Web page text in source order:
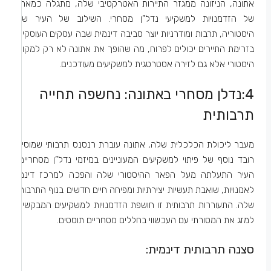
אתונה, הניזונה ממגזר התיירות האטרקטיבי שלה, מתגלה כמארז
של הזדמנויות למשקיעי נדל”ן מסחרי. השילוב של העיר של
היסטוריה, תרבות ומודרניות יוצר סביבה דינמית שבה עסקים העוסקים
בזרימת התיירים יכולים לפרוח, מה שהופך את אתונה לא רק למקום
היסטורי אלא גם לזירה אסטרטגית למשקיעים מעודכנים.
4:נדלן מסחרי באתונה: נחשפה תחייה
תרבותית
מעבר ליכולת הכלכלית שלה, אתונה עוברת רנסנס תרבותי שמוסיף
רובד נוסף של פיתוי למשקיעים המעוניינים במיזמי נדל”ן מסחריים.
העיר התעלתה מעל הפאר ההיסטורי שלה והפכה למרכז דינמי
לאמנויות, שואבת תעשיות יצירתיות ומפיחה חיים חדשים בנוף התרבותי
שלה. התעוררות תרבותית זו חושפת הזדמנויות למשקיעים המבקשים
למזג את המסורתי עם העכשווי בחללים מסחריים תוססים.
סצנה תרבותית דינמית: